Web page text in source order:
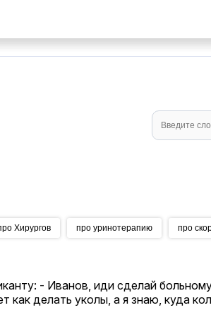
Хирургов про уринотерапию про
- Иванов, иди сделай
как делать уколы, а я знаю, куда